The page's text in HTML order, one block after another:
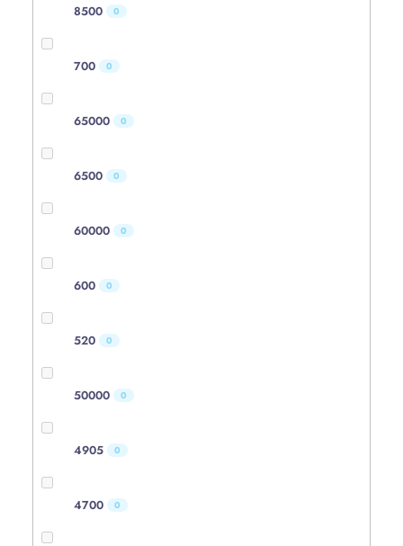
8500 0
700 0
65000 0
6500 0
60000 0
600 0
520 0
50000 0
4905 0
4700 0